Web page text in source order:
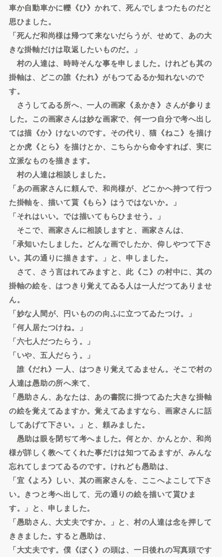
車か自動車かに轢《ひ》かれて、死んでしまつたものだと
思ひました。
「死んだ和尚様は帰つて来ないだらうが、せめて、あの大
きな掛軸だけは取返したいものだ。」
村の人達は、時時そんな事を申しました。けれども其の
掛軸は、どこの誰《たれ》がもつてゐるか知れないので
す。
さうしてゐる所へ、一人の画家《ゑかき》さんが参りま
した。この画家さんは妙な画家で、何一つ自分で考へ出し
ては描《か》けないのです。その代り、猫《ねこ》を描け
とか虎《とら》を描けとか、こちらから命令すれば、実に
立派なものを描きます。
村の人達は相談しました。
「あの画家さんに頼んで、和尚様が、どこかへ持つて行つ
た掛軸を、描いて貰《もら》はうではないか。」
「それはいい。では描いてもらひませう。」
そこで、画家さんに相談しますと、画家さんは、
「承知いたしました。どんな画でしたか、仰しやつて下さ
い。其の通りに描きます。」と、申しました。
さて、さう言はれてみますと、此《こ》の村中に、其の
掛軸の絵を、はつきり覚えてゐる人は一人だつてありませ
ん。
「妙な人間が、円いものの向ふに立つてゐたつけ。」
「何人居たつけね。」
「六七人だつたらう。」
「いや、五人だらう。」
誰《だれ》一人、はつきり覚えてゐません。そこで村の
人達は愚助の所へ来て、
「愚助さん、あなたは、あの書院に掛つてゐた大きな掛軸
の絵を覚えてゐますか。覚えてゐますなら、画家さんに話
してあげて下さい。」と、頼みました。
愚助は眼を閉ぢて考へました。何とか、かんとか、和尚
様が詳しく教へてくれた事だけは知つてゐますが、みんな
忘れてしまつてゐるのです。けれども愚助は、
「宜《よろ》しい、其の画家さんを、ここへよこして下さ
い。きつと考へ出して、元の通りの絵を描いて貰ひま
す。」と、申しました。
「愚助さん、大丈夫ですか。」と、村の人達は念を押して
ききました。すると愚助は、
「大丈夫です。僕《ぼく》の頭は、一日後れの写真頭です